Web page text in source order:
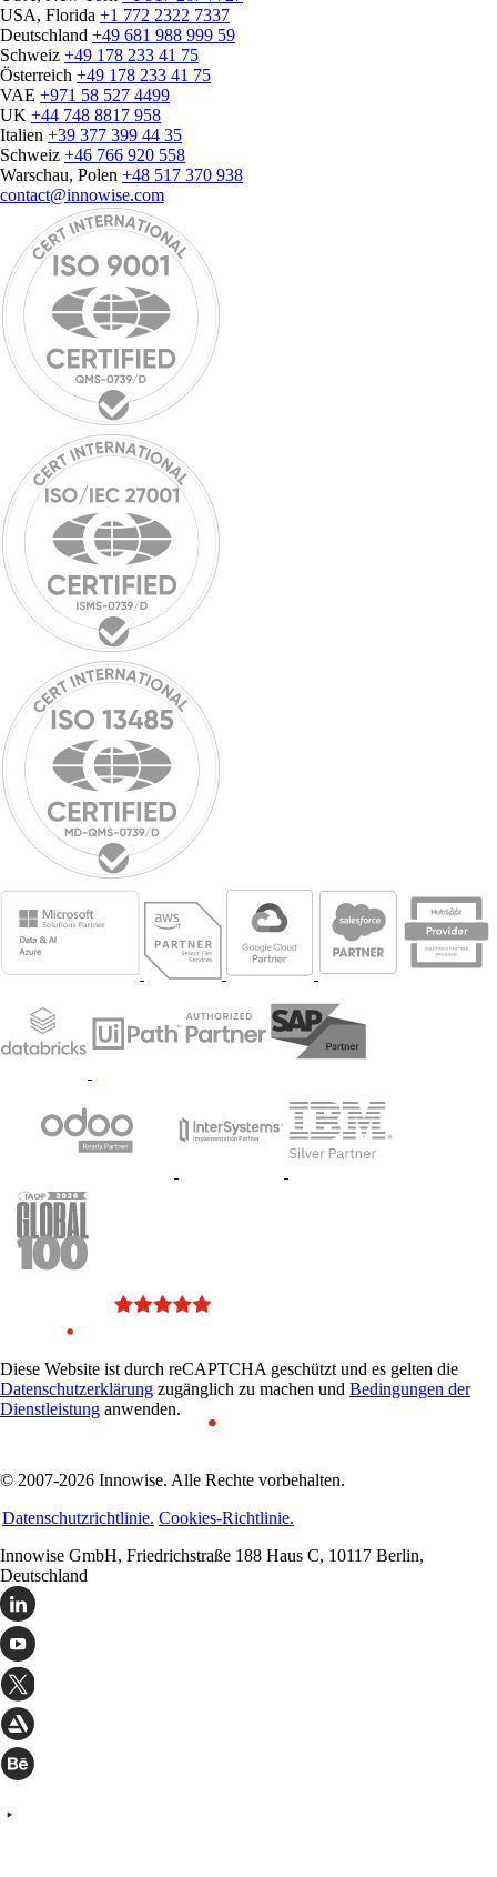
USA, Florida +1 772 2322 7337
Deutschland +49 681 988 999 59
Schweiz +49 178 233 41 75
Österreich +49 178 233 41 75
VAE +971 58 527 4499
UK +44 748 8817 958
Italien +39 377 399 44 35
Schweiz +46 766 920 558
Warschau, Polen +48 517 370 938
contact@innowise.com
Diese Website ist durch reCAPTCHA geschützt und es gelten die
Datenschutzerklärung zugänglich zu machen und Bedingungen der
Dienstleistung anwenden.
© 2007-2026 Innowise. Alle Rechte vorbehalten.
Datenschutzrichtlinie. Cookies-Richtlinie.
Innowise GmbH, Friedrichstraße 188 Haus C, 10117 Berlin,
Deutschland